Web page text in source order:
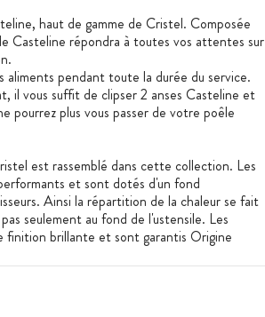
haut de gamme de Cristel. Composée
Casteline répondra à toutes vos attentes sur
aliments pendant toute la durée du service.
il vous suffit de clipser 2 anses Casteline et
pourrez plus vous passer de votre poêle
est rassemblé dans cette collection. Les
et sont dotés d'un fond
Ainsi la répartition de la chaleur se fait
seulement au fond de l'ustensile. Les
brillante et sont garantis Origine
les produits en action dans cette